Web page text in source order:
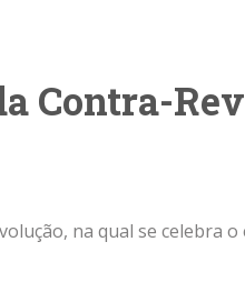
Contra-
na qual se celebra